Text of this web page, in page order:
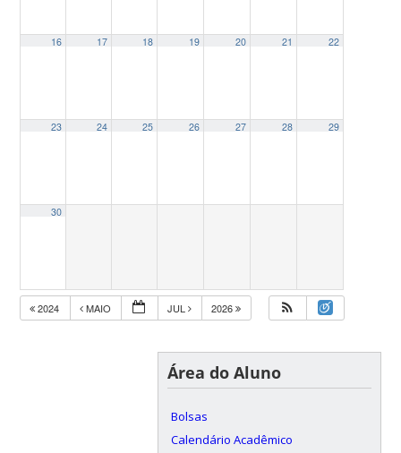
16 17 18 19 20 21 22
23 24 25 26 27 28 29
30
2024 MAIO JUL 2026
Área do Aluno
Bolsas
Calendário Acadêmico